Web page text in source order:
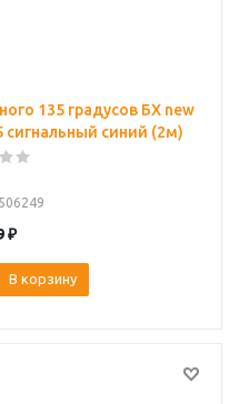
135 градусов БХ new
сигнальный синий (2м)
₽
В корзину